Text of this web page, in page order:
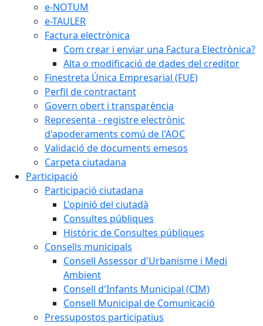
e-NOTUM
e-TAULER
Factura electrònica
Com crear i enviar una Factura Electrònica?
Alta o modificació de dades del creditor
Finestreta Única Empresarial (FUE)
Perfil de contractant
Govern obert i transparència
Representa - registre electrònic
d'apoderaments comú de l'AOC
Validació de documents emesos
Carpeta ciutadana
Participació
Participació ciutadana
L'opinió del ciutadà
Consultes públiques
Històric de Consultes públiques
Consells municipals
Consell Assessor d'Urbanisme i Medi
Ambient
Consell d'Infants Municipal (CIM)
Consell Municipal de Comunicació
Pressupostos participatius